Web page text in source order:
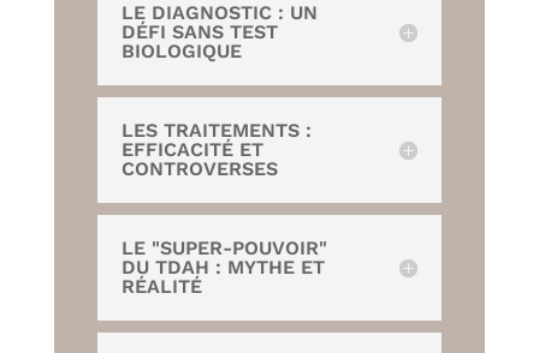
LE DIAGNOSTIC : UN
DÉFI SANS TEST
BIOLOGIQUE
LES TRAITEMENTS :
EFFICACITÉ ET
CONTROVERSES
LE "SUPER-POUVOIR"
DU TDAH : MYTHE ET
RÉALITÉ